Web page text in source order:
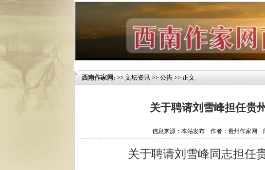
西南作家网 : >> 文坛资讯 >> 公告 >> 正文
关于聘请刘雪峰担任贵
信息来源：本站发布 作者：贵州作家网
关于聘请刘雪峰同志担任